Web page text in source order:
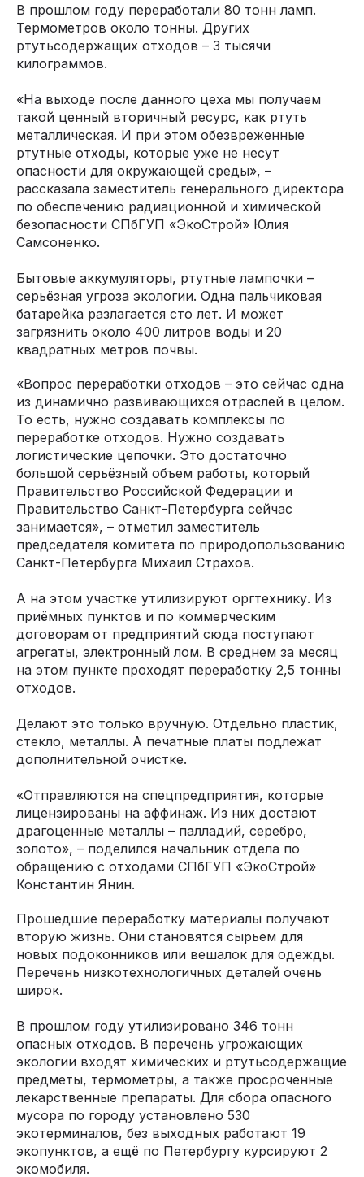
В прошлом году переработали 80 тонн ламп.
Термометров около тонны. Других
ртутьсодержащих отходов – 3 тысячи
килограммов.
«На выходе после данного цеха мы получаем
такой ценный вторичный ресурс, как ртуть
металлическая. И при этом обезвреженные
ртутные отходы, которые уже не несут
опасности для окружающей среды», –
рассказала заместитель генерального директора
по обеспечению радиационной и химической
безопасности СПбГУП «ЭкоСтрой» Юлия
Самсоненко.
Бытовые аккумуляторы, ртутные лампочки –
серьёзная угроза экологии. Одна пальчиковая
батарейка разлагается сто лет. И может
загрязнить около 400 литров воды и 20
квадратных метров почвы.
«Вопрос переработки отходов – это сейчас одна
из динамично развивающихся отраслей в целом.
То есть, нужно создавать комплексы по
переработке отходов. Нужно создавать
логистические цепочки. Это достаточно
большой серьёзный объем работы, который
Правительство Российской Федерации и
Правительство Санкт-Петербурга сейчас
занимается», – отметил заместитель
председателя комитета по природопользованию
Санкт-Петербурга Михаил Страхов.
А на этом участке утилизируют оргтехнику. Из
приёмных пунктов и по коммерческим
договорам от предприятий сюда поступают
агрегаты, электронный лом. В среднем за месяц
на этом пункте проходят переработку 2,5 тонны
отходов.
Делают это только вручную. Отдельно пластик,
стекло, металлы. А печатные платы подлежат
дополнительной очистке.
«Отправляются на спецпредприятия, которые
лицензированы на аффинаж. Из них достают
драгоценные металлы – палладий, серебро,
золото», – поделился начальник отдела по
обращению с отходами СПбГУП «ЭкоСтрой»
Константин Янин.
Прошедшие переработку материалы получают
вторую жизнь. Они становятся сырьем для
новых подоконников или вешалок для одежды.
Перечень низкотехнологичных деталей очень
широк.
В прошлом году утилизировано 346 тонн
опасных отходов. В перечень угрожающих
экологии входят химических и ртутьсодержащие
предметы, термометры, а также просроченные
лекарственные препараты. Для сбора опасного
мусора по городу установлено 530
экотерминалов, без выходных работают 19
экопунктов, а ещё по Петербургу курсируют 2
экомобиля.